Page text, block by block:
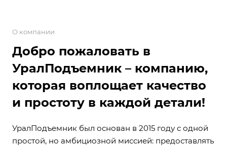
О компании
Добро пожаловать в
УралПодъемник – компанию,
которая воплощает качество
и простоту в каждой детали!
УралПодъемник был основан в 2015 году с одной
простой, но амбициозной миссией: предоставлять